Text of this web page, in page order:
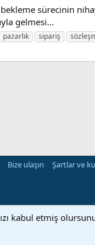
sürecinin
gelmesi...
pazarlık sipariş
Bize ulaşın Şartlar ve
kabul etmiş